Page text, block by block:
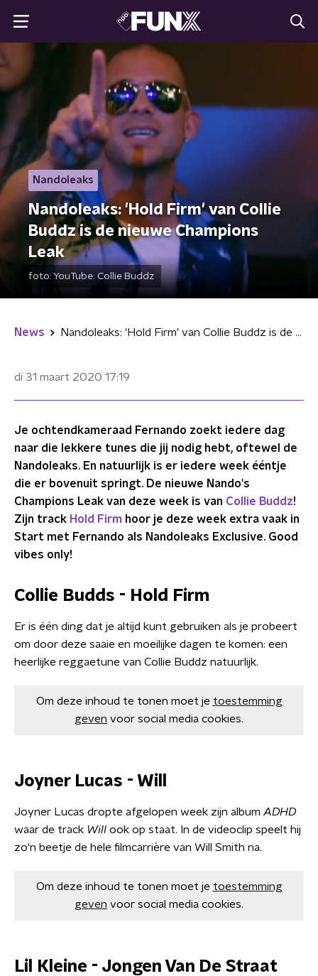
Nandoleaks
Nandoleaks: 'Hold Firm' van Collie
Buddz is de nieuwe Champions
Leak
foto: YouTube: Collie Buddz
News Nandoleaks: 'Hold Firm' van Collie Buddz is de nieuwe Champions Leak
di 31 maart 2020 17:19
Je ochtendkameraad Fernando zoekt iedere dag
naar die lekkere tunes die jij nodig hebt, oftewel de
Nandoleaks. En natuurlijk is er iedere week ééntje
die er bovenuit springt. De nieuwe Nando's
Champions Leak van deze week is van Collie Buddz!
Zijn track Hold Firm hoor je deze week extra vaak in
Start met Fernando als Nandoleaks Exclusive. Good
vibes only!
Collie Budds - Hold Firm
Er is één ding dat je altijd kunt gebruiken als je probeert
om door deze saaie en moeilijke dagen te komen: een
heerlijke reggaetune van Collie Buddz natuurlijk.
Om deze inhoud te tonen moet je toestemming
geven voor social media cookies.
Joyner Lucas - Will
Joyner Lucas dropte afgelopen week zijn album ADHD
waar de track Will ook op staat. In de videoclip speelt hij
zo'n beetje de hele filmcarrière van Will Smith na.
Om deze inhoud te tonen moet je toestemming
geven voor social media cookies.
Lil Kleine - Jongen Van De Straat